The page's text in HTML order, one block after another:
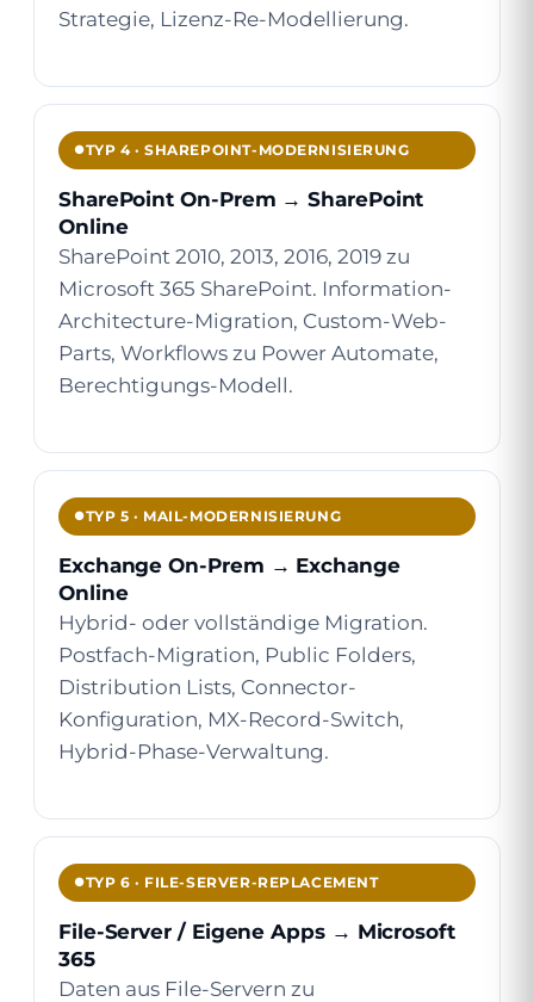
Strategie, Lizenz-Re-Modellierung.
TYP 4 · SHAREPOINT-MODERNISIERUNG
SharePoint On-Prem → SharePoint
Online
SharePoint 2010, 2013, 2016, 2019 zu
Microsoft 365 SharePoint. Information-
Architecture-Migration, Custom-Web-
Parts, Workflows zu Power Automate,
Berechtigungs-Modell.
TYP 5 · MAIL-MODERNISIERUNG
Exchange On-Prem → Exchange
Online
Hybrid- oder vollständige Migration.
Postfach-Migration, Public Folders,
Distribution Lists, Connector-
Konfiguration, MX-Record-Switch,
Hybrid-Phase-Verwaltung.
TYP 6 · FILE-SERVER-REPLACEMENT
File-Server / Eigene Apps → Microsoft
365
Daten aus File-Servern zu